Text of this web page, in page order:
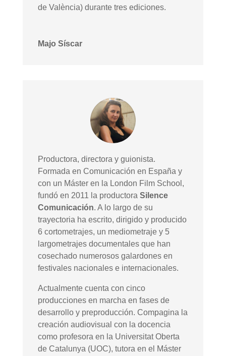
de València) durante tres ediciones.
Majo Síscar
Productora, directora y guionista.
Formada en Comunicación en España y
con un Máster en la London Film School,
fundó en 2011 la productora Silence
Comunicación. A lo largo de su
trayectoria ha escrito, dirigido y producido
6 cortometrajes, un mediometraje y 5
largometrajes documentales que han
cosechado numerosos galardones en
festivales nacionales e internacionales.
Actualmente cuenta con cinco
producciones en marcha en fases de
desarrollo y preproducción. Compagina la
creación audiovisual con la docencia
como profesora en la Universitat Oberta
de Catalunya (UOC), tutora en el Máster